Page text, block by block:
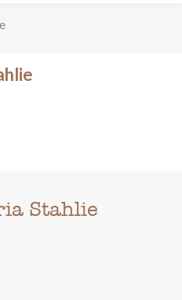
Stahlie